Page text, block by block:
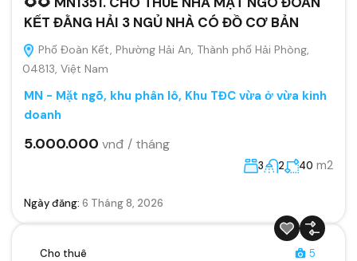
KẾT ĐẰNG HẢI 3 NGỦ NHÀ CÓ ĐỒ CƠ BẢN
Phố Đoàn Kết, Phường Hải An, Thành phố Hải Phòng,
04813, Việt Nam
MN - Mặt ngõ, khu phân lô, Khu TĐC vừa ở vừa kinh
doanh
5.000.000 vnđ / tháng
3 2 40 m2
Ngày đăng: 6 Tháng 8, 2026
Cho thuê 5